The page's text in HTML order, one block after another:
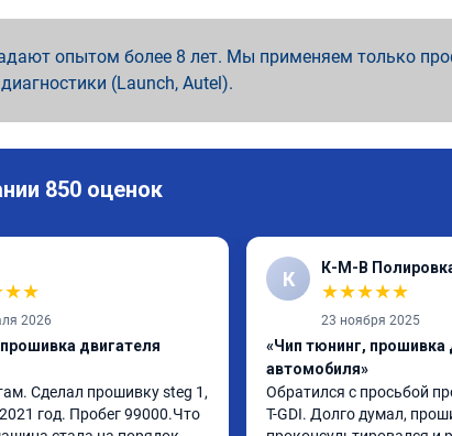
опытом более 8 лет. Мы применяем только
(Launch, Autel).
850 оценок
★★
2026
двигателя
Сделал прошивку steg 1,
год. Пробег 99000.Что
К К-М-В
★★★★★
23 ноября 2025
«Чип тюнинг, прошивка
автомобиля»
Обратился с просьбой
T-GDI. Долго думал,